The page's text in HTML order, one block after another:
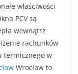
właściwości
PCV są
wewnątrz
rachunków
termicznego w
Wrocław to